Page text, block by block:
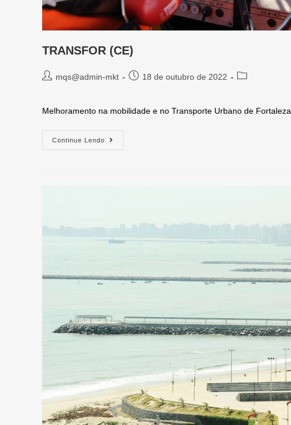
TRANSFOR (CE)
mqs@admin-mkt 18 de outubro de 2022
Melhoramento na mobilidade e no Transporte Urbano de Fortaleza.
Continue Lendo